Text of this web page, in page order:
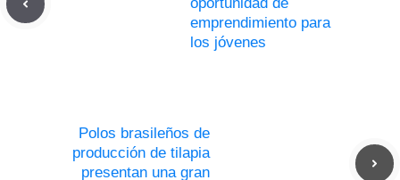
oportunidad de
emprendimiento para
los jóvenes
Polos brasileños de
producción de tilapia
presentan una gran